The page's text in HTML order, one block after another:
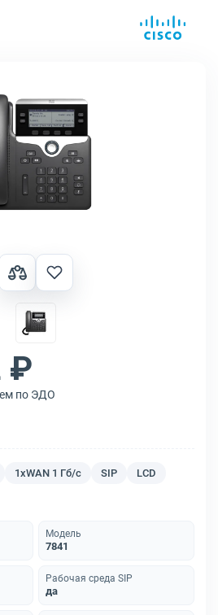
₽
по ЭДО
1xWAN 1 Гб/с SIP LCD
Модель
7841
Рабочая среда SIP
да